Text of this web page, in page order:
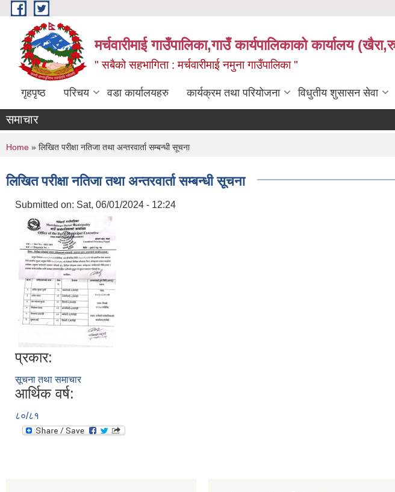
Skip to main content
मर्चवारीमाई गाउँपालिका,गाउँ कार्यपालिकाको कार्यालय
" सबैको सहभागिता : मर्चवारीमाई नमुना गाउँपालिका "
गृहपृष्ठ परिचय वडा कार्यालयहरु कार्यक्रम तथा परियोजना विधुतीय शुसासन सेवा
समाचार
You are here
Home » लिखित परीक्षा नतिजा तथा अन्तरवार्ता सम्बन्धी सूचना
लिखित परीक्षा नतिजा तथा अन्तरवार्ता सम्बन्धी सूचना
Submitted on: Sat, 06/01/2024 - 12:24
प्रकार:
सूचना तथा समाचार
आर्थिक वर्ष:
८०/८१